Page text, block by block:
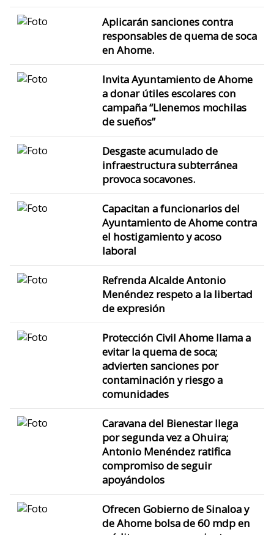
Aplicarán sanciones contra
responsables de quema de soca
en Ahome.
Invita Ayuntamiento de Ahome
a donar útiles escolares con
campaña “Llenemos mochilas
de sueños”
Desgaste acumulado de
infraestructura subterránea
provoca socavones.
Capacitan a funcionarios del
Ayuntamiento de Ahome contra
el hostigamiento y acoso
laboral
Refrenda Alcalde Antonio
Menéndez respeto a la libertad
de expresión
Protección Civil Ahome llama a
evitar la quema de soca;
advierten sanciones por
contaminación y riesgo a
comunidades
Caravana del Bienestar llega
por segunda vez a Ohuira;
Antonio Menéndez ratifica
compromiso de seguir
apoyándolos
Ofrecen Gobierno de Sinaloa y
de Ahome bolsa de 60 mdp en